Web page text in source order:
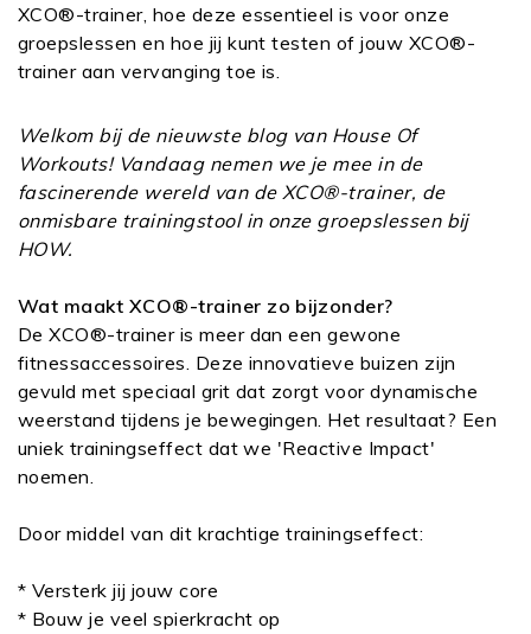
XCO®-trainer, hoe deze essentieel is voor onze
groepslessen en hoe jij kunt testen of jouw XCO®-
trainer aan vervanging toe is.
Welkom bij de nieuwste blog van House Of
Workouts! Vandaag nemen we je mee in de
fascinerende wereld van de XCO®-trainer, de
onmisbare trainingstool in onze groepslessen bij
HOW.
Wat maakt XCO®-trainer zo bijzonder?
De XCO®-trainer is meer dan een gewone
fitnessaccessoires. Deze innovatieve buizen zijn
gevuld met speciaal grit dat zorgt voor dynamische
weerstand tijdens je bewegingen. Het resultaat? Een
uniek trainingseffect dat we 'Reactive Impact'
noemen.
Door middel van dit krachtige trainingseffect:
* Versterk jij jouw core
* Bouw je veel spierkracht op